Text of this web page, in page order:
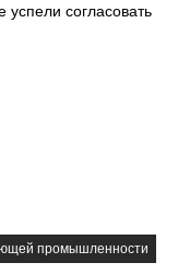
согласовать
промышленности